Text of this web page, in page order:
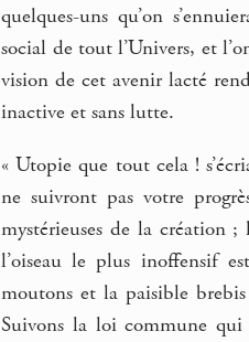
quelques-uns qu’on
social de tout l’Univers, et
vision de cet avenir lacté
inactive et sans lutte.
« Utopie que tout cela !
ne suivront pas votre
mystérieuses de la création
l’oiseau le plus inoffensif
moutons et la paisible
Suivons la loi commune